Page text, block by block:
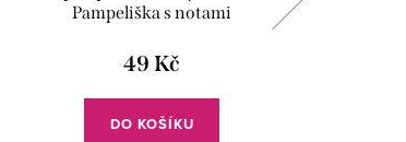
Pampeliška s notami
49 Kč
DO KOŠÍKU